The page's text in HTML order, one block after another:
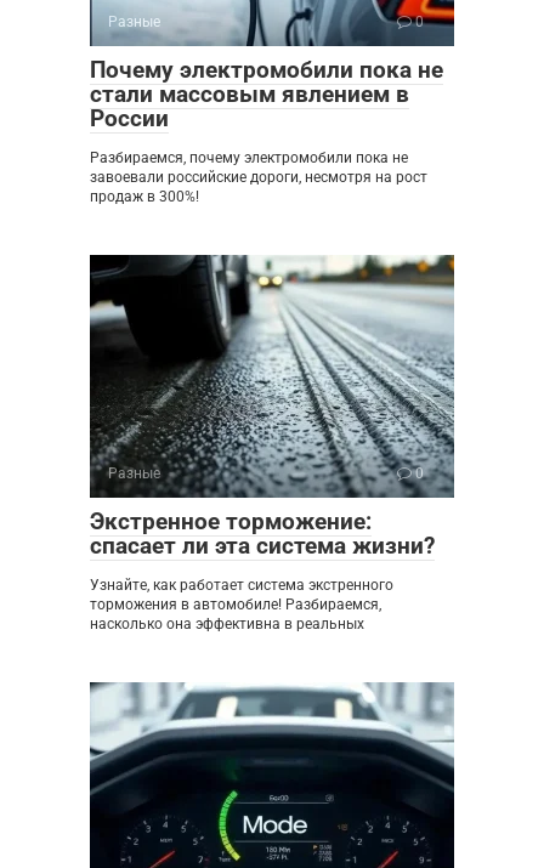
Разные 0
Почему электромобили пока не
стали массовым явлением в
России
Разбираемся, почему электромобили пока не
завоевали российские дороги, несмотря на рост
продаж в 300%!
Разные 0
Экстренное торможение:
спасает ли эта система жизни?
Узнайте, как работает система экстренного
торможения в автомобиле! Разбираемся,
насколько она эффективна в реальных